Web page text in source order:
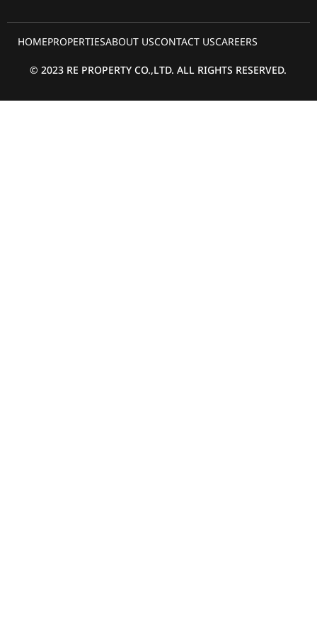
HOMEPROPERTIESABOUT USCONTACT USCAREERS
© 2023 RE PROPERTY CO.,LTD. ALL RIGHTS RESERVED.